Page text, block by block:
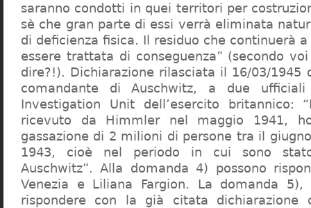
saranno condotti in quei territori per
sè che gran parte di essi verrà eliminata
di deficienza fisica. Il residuo che continuerà
essere trattata di conseguenza” (secondo
dire?!). Dichiarazione rilasciata il 16/03/1945
comandante di Auschwitz, a due
Investigation Unit dell’esercito britannico:
ricevuto da Himmler nel maggio 1941,
gassazione di 2 milioni di persone tra il
1943, cioè nel periodo in cui sono
Auschwitz”. Alla domanda 4) possono
Venezia e Liliana Fargion. La domanda
rispondere con la già citata dichiarazione